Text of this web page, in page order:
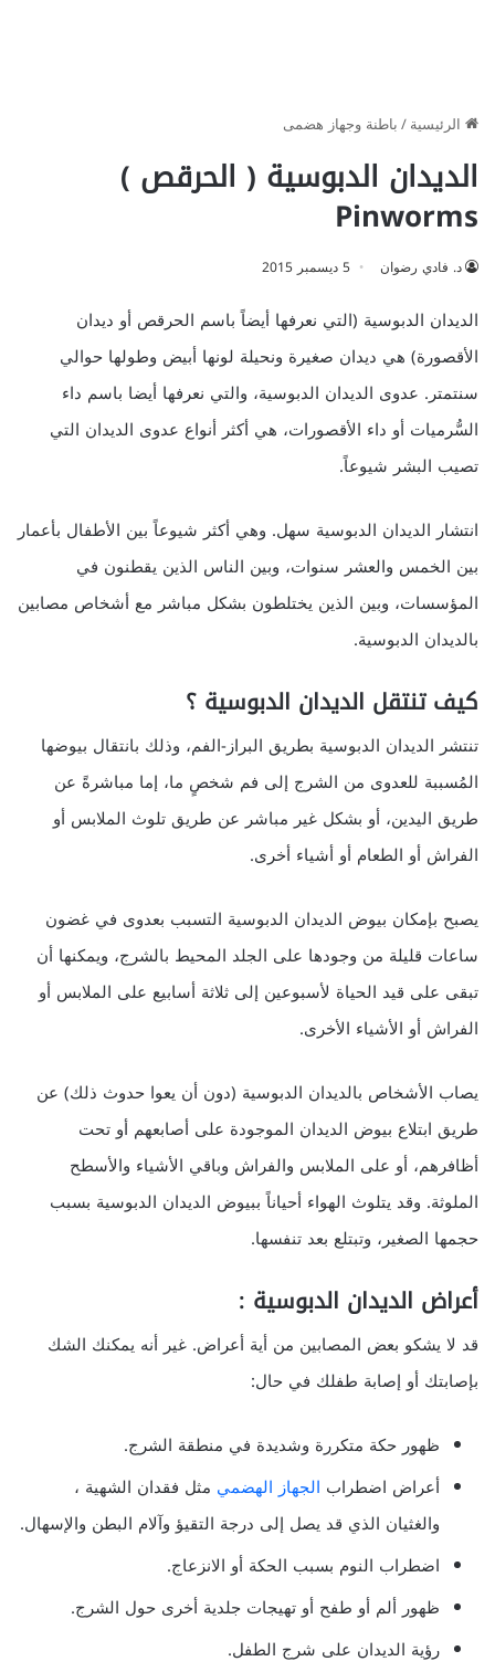
الرئيسية/باطنة وجهاز هضمى
الديدان الدبوسية ( الحرقص )
Pinworms
د. فادي رضوان 5 ديسمبر 2015
الديدان الدبوسية (التي نعرفها أيضاً باسم الحرقص أو ديدان
الأقصورة) هي ديدان صغيرة ونحيلة لونها أبيض وطولها حوالي
سنتمتر. عدوى الديدان الدبوسية، والتي نعرفها أيضا باسم داء
السُّرميات أو داء الأقصورات، هي أكثر أنواع عدوى الديدان التي
تصيب البشر شيوعاً.
انتشار الديدان الدبوسية سهل. وهي أكثر شيوعاً بين الأطفال بأعمار
بين الخمس والعشر سنوات، وبين الناس الذين يقطنون في
المؤسسات، وبين الذين يختلطون بشكل مباشر مع أشخاص مصابين
بالديدان الدبوسية.
كيف تنتقل الديدان الدبوسية ؟
تنتشر الديدان الدبوسية بطريق البراز-الفم، وذلك بانتقال بيوضها
المُسببة للعدوى من الشرج إلى فم شخصٍ ما، إما مباشرةً عن
طريق اليدين، أو بشكل غير مباشر عن طريق تلوث الملابس أو
الفراش أو الطعام أو أشياء أخرى.
يصبح بإمكان بيوض الديدان الدبوسية التسبب بعدوى في غضون
ساعات قليلة من وجودها على الجلد المحيط بالشرج، ويمكنها أن
تبقى على قيد الحياة لأسبوعين إلى ثلاثة أسابيع على الملابس أو
الفراش أو الأشياء الأخرى.
يصاب الأشخاص بالديدان الدبوسية (دون أن يعوا حدوث ذلك) عن
طريق ابتلاع بيوض الديدان الموجودة على أصابعهم أو تحت
أظافرهم، أو على الملابس والفراش وباقي الأشياء والأسطح
الملوثة. وقد يتلوث الهواء أحياناً ببيوض الديدان الدبوسية بسبب
حجمها الصغير، وتبتلع بعد تنفسها.
أعراض الديدان الدبوسية :
قد لا يشكو بعض المصابين من أية أعراض. غير أنه يمكنك الشك
بإصابتك أو إصابة طفلك في حال:
ظهور حكة متكررة وشديدة في منطقة الشرج.
أعراض اضطراب الجهاز الهضمي مثل فقدان الشهية ،
والغثيان الذي قد يصل إلى درجة التقيؤ وآلام البطن والإسهال.
اضطراب النوم بسبب الحكة أو الانزعاج.
ظهور ألم أو طفح أو تهيجات جلدية أخرى حول الشرج.
رؤية الديدان على شرج الطفل.